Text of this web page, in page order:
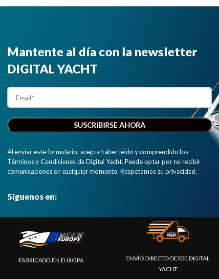
Mantente al día con la newsletter
DIGITAL YACHT
Al enviar este formulario, acepta haber leído y comprendido los
Términos y Condiciones de Digital Yacht. Puede optar por no recibir
comunicaciones en cualquier momento. Respetamos su privacidad.
Síguenos en:
FABRICADO EN EUROPA
ENVÍO DIRECTO DESDE DIGITAL
YACHT